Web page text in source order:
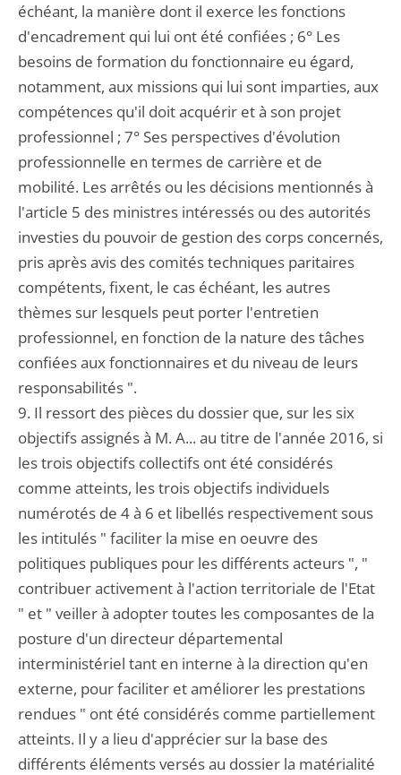
échéant, la manière dont il exerce les fonctions
d'encadrement qui lui ont été confiées ; 6° Les
besoins de formation du fonctionnaire eu égard,
notamment, aux missions qui lui sont imparties, aux
compétences qu'il doit acquérir et à son projet
professionnel ; 7° Ses perspectives d'évolution
professionnelle en termes de carrière et de
mobilité. Les arrêtés ou les décisions mentionnés à
l'article 5 des ministres intéressés ou des autorités
investies du pouvoir de gestion des corps concernés,
pris après avis des comités techniques paritaires
compétents, fixent, le cas échéant, les autres
thèmes sur lesquels peut porter l'entretien
professionnel, en fonction de la nature des tâches
confiées aux fonctionnaires et du niveau de leurs
responsabilités ".
9. Il ressort des pièces du dossier que, sur les six
objectifs assignés à M. A... au titre de l'année 2016, si
les trois objectifs collectifs ont été considérés
comme atteints, les trois objectifs individuels
numérotés de 4 à 6 et libellés respectivement sous
les intitulés " faciliter la mise en oeuvre des
politiques publiques pour les différents acteurs ", "
contribuer activement à l'action territoriale de l'Etat
" et " veiller à adopter toutes les composantes de la
posture d'un directeur départemental
interministériel tant en interne à la direction qu'en
externe, pour faciliter et améliorer les prestations
rendues " ont été considérés comme partiellement
atteints. Il y a lieu d'apprécier sur la base des
différents éléments versés au dossier la matérialité